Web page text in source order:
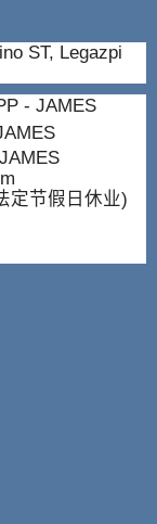
ST, Legazpi
- JAMES
定节假日休业)